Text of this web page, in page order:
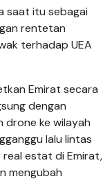
saat itu sebagai
rentetan
terhadap UEA
Emirat secara
dengan
drone ke wilayah
lalu lintas
estat di Emirat,
mengubah